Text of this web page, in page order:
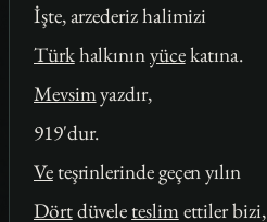
İşte, arzederiz halimizi
Türkhalkınınyücekatına.
Mevsimyazdır,
919'dur.
Veteşrinlerinde geçen yılın
Dörtdüvele teslimettiler bizi,